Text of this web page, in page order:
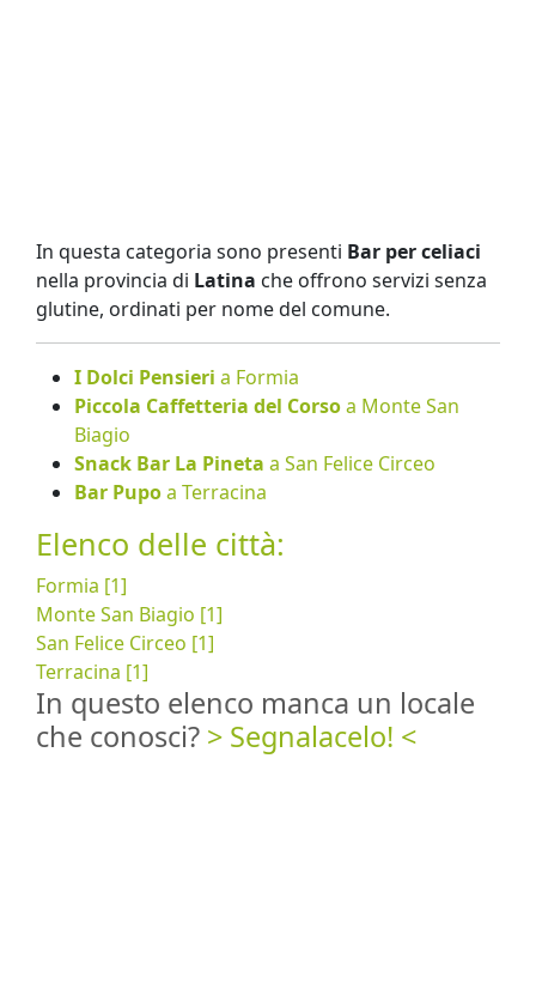
In questa categoria sono presenti Bar per celiaci
nella provincia di Latina che offrono servizi senza
glutine, ordinati per nome del comune.
I Dolci Pensieri a Formia
Piccola Caffetteria del Corsoa Monte San
Biagio
Snack Bar La Pineta a San Felice Circeo
Bar Pupoa Terracina
Elenco delle città:
Formia [1]
Monte San Biagio [1]
San Felice Circeo [1]
Terracina [1]
In questo elenco manca un locale
che conosci? > Segnalacelo! <